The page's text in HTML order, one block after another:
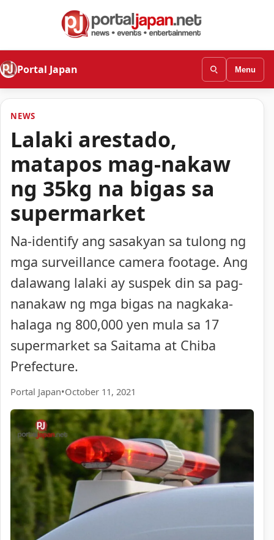
Portal Japan Menu
NEWS
Lalaki arestado,
matapos mag-nakaw
ng 35kg na bigas sa
supermarket
Na-identify ang sasakyan sa tulong ng
mga surveillance camera footage. Ang
dalawang lalaki ay suspek din sa pag-
nanakaw ng mga bigas na nagkaka-
halaga ng 800,000 yen mula sa 17
supermarket sa Saitama at Chiba
Prefecture.
Portal Japan•October 11, 2021